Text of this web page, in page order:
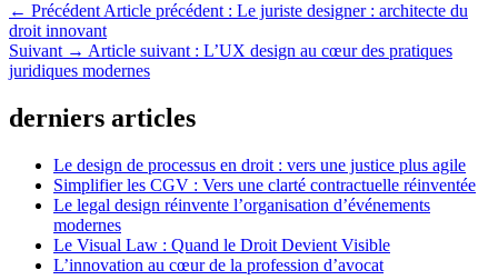
← Précédent Article précédent : Le juriste designer : architecte du
droit innovant
Suivant → Article suivant : L’UX design au cœur des pratiques
juridiques modernes
derniers articles
Le design de processus en droit : vers une justice plus agile
Simplifier les CGV : Vers une clarté contractuelle réinventée
Le legal design réinvente l’organisation d’événements
modernes
Le Visual Law : Quand le Droit Devient Visible
L’innovation au cœur de la profession d’avocat